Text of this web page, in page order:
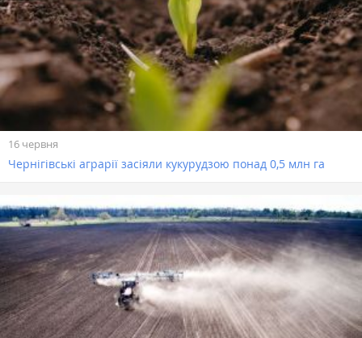
16 червня
Чернігівські аграрії засіяли кукурудзою понад 0,5 млн га